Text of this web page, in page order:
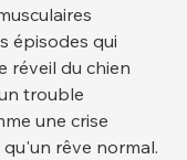
épisodes qui
réveil du chien
trouble
une crise
rêve normal.